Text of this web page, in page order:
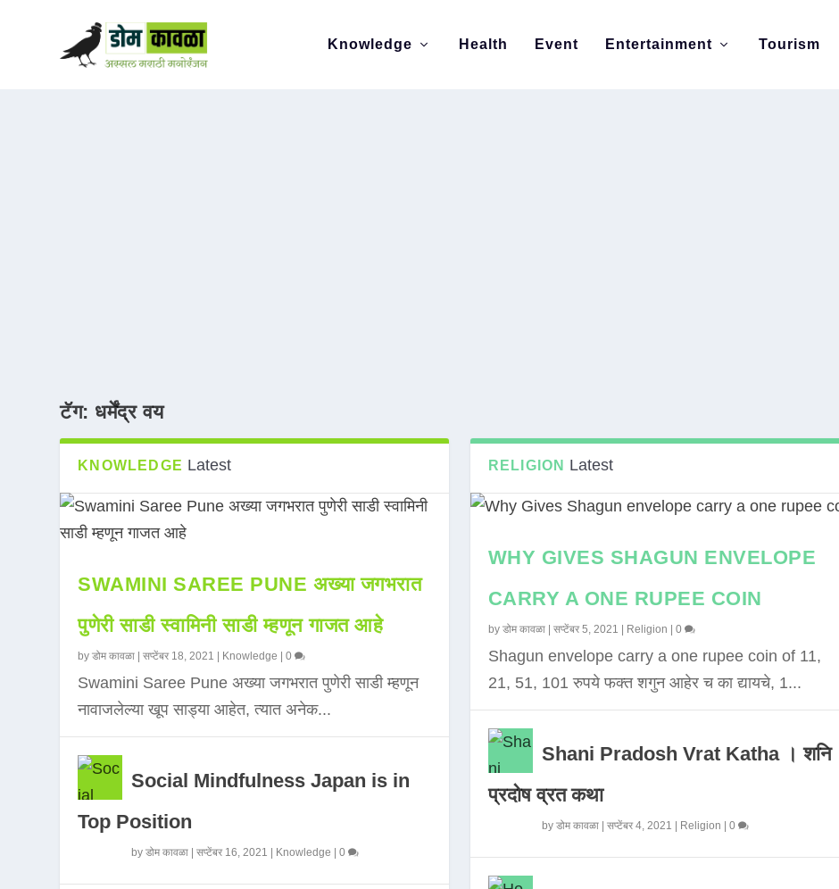
Knowledge Health Event Entertainment Tourism
टॅग: धर्मेंद्र वय
KNOWLEDGE Latest
SWAMINI SAREE PUNE अख्या जगभरात
पुणेरी साडी स्वामिनी साडी म्हणून गाजत आहे
byडोम कावळा |सप्टेंबर 18, 2021 Knowledge |0
Swamini Saree Pune अख्या जगभरात पुणेरी साडी म्हणून
नावाजलेल्या खूप साड्या आहेत, त्यात अनेक...
Social Mindfulness Japan is in
Top Position
byडोम कावळा |सप्टेंबर 16, 2021 Knowledge |0
RELIGION Latest
WHY GIVES SHAGUN ENVELOPE
CARRY A ONE RUPEE COIN
by डोम कावळा| सप्टेंबर 5, 2021 Religion 0
Shagun envelope carry a one rupee coin of 11,
21, 51, 101 रुपये फक्त शगुन आहेर च का द्यायचे, 1...
Shani Pradosh Vrat Katha । शनि
प्रदोष व्रत कथा
by डोम कावळा| सप्टेंबर 4, 2021 Religion 0